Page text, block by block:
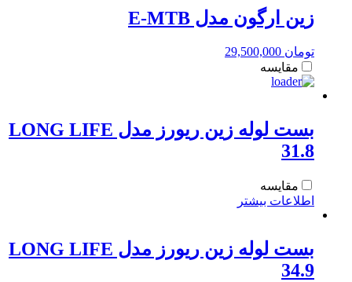
زین ارگون مدل E-MTB
تومان
مقایسه
بست لوله زین ریورز مدل LONG LIFE
31.8
مقایسه
اطلاعات بیشتر
بست لوله زین ریورز مدل LONG LIFE
34.9